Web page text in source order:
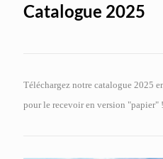
Catalogue 2025
Téléchargez notre catalogue 2025
pour le recevoir en version "papier" !